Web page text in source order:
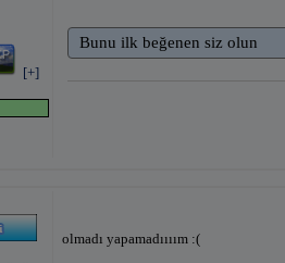
[+]
Bunu ilk beğenen siz olun
olmadı yapamadıııım :(